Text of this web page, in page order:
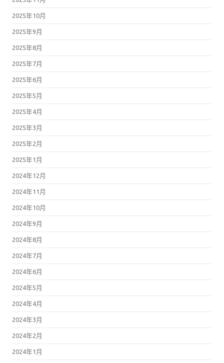
2025年10月
2025年9月
2025年8月
2025年7月
2025年6月
2025年5月
2025年4月
2025年3月
2025年2月
2025年1月
2024年12月
2024年11月
2024年10月
2024年9月
2024年8月
2024年7月
2024年6月
2024年5月
2024年4月
2024年3月
2024年2月
2024年1月